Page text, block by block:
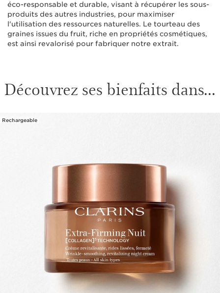
éco-responsable et durable, visant à récupérer les sous-
produits des autres industries, pour maximiser
l'utilisation des ressources naturelles. Le tourteau des
graines issues du fruit, riche en propriétés cosmétiques,
est ainsi revalorisé pour fabriquer notre extrait.
Découvrez ses bienfaits dans...
Rechargeable